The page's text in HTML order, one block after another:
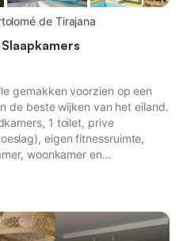
meer...
de Tirajana
gemakken voorzien op een
de beste wijken van het eiland.
1 toilet, prive
eigen fitnessruimte,
woonkamer en
in het zwembad,
kookplaat, oven, vaatwasser,
is zeer licht, heeft Smart TV,